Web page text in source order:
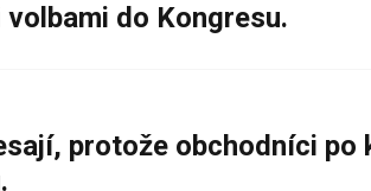
do Kongresu.
protože obchodníci